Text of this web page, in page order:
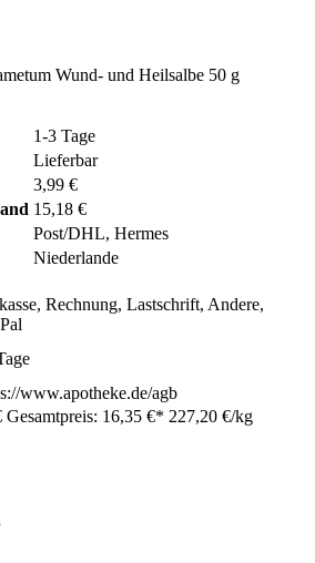
Wund- und Heilsalbe 50 g
1-3 Tage
Lieferbar
3,99 €
15,18 €
Post/DHL, Hermes
Niederlande
Rechnung, Lastschrift, Andere,
www.apotheke.de/agb
Gesamtpreis: 16,35 €* 227,20 €/kg